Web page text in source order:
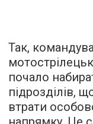
Так,
почало
підрозділів,
втрати